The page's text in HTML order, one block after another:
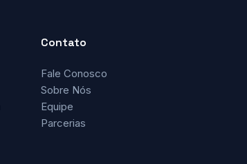
Contato
Fale Conosco
Sobre Nós
Equipe
Parcerias